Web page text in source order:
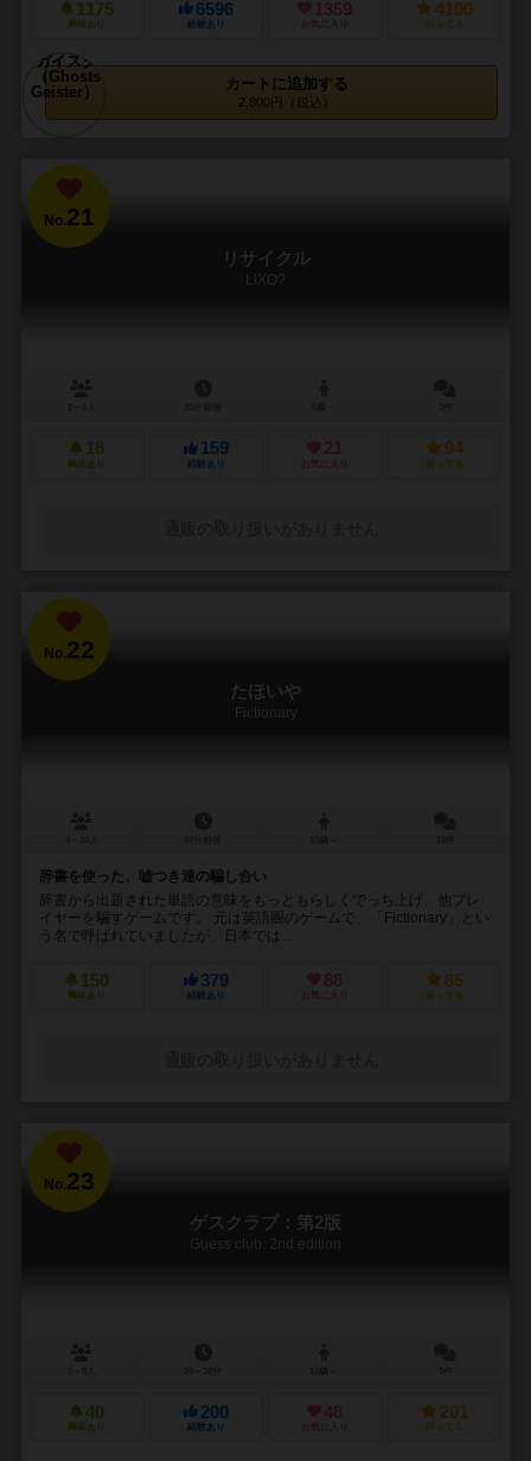
1175
興味あり
6596
経験あり
1359
お気に入り
4100
持ってる
カートに追加する
2,800円（税込）
No.21
リサイクル
LIXO?
18
興味あり
159
経験あり
21
お気に入り
94
持ってる
No.22
たほいや
Fictionary
辞書を使った、嘘つき達の騙し合い
辞書から出題された単語の意味をもっともらしくでっち上げ、他プレ
イヤーを騙すゲームです。 元は英語圏のゲームで、「Fictionary」とい
う名で呼ばれていましたが、日本では...
150
興味あり
379
経験あり
88
お気に入り
85
持ってる
No.23
ゲスクラブ：第2版
Guess club: 2nd edition
40
興味あり
200
経験あり
48
お気に入り
201
持ってる